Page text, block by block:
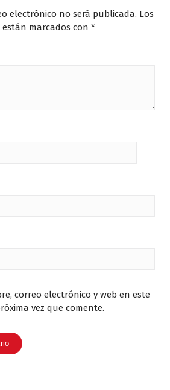
electrónico no será publicada. Los
marcados con *
correo electrónico y web en este
vez que comente.